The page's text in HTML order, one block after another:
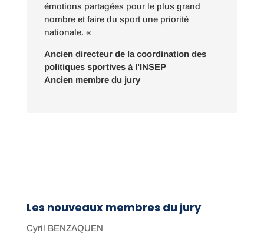
émotions partagées pour le plus grand
nombre et faire du sport une priorité
nationale. «
Ancien directeur de la coordination des
politiques sportives à l’INSEP
Ancien membre du jury
Les nouveaux membres du jury
Cyril BENZAQUEN